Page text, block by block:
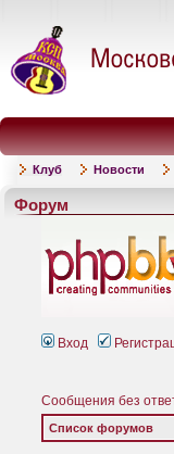
Клуб Новости
Форум
Вход
Сообщения без
Список форумов